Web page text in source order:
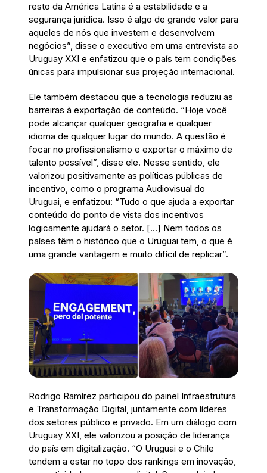
resto da América Latina é a estabilidade e a
segurança jurídica. Isso é algo de grande valor para
aqueles de nós que investem e desenvolvem
negócios”, disse o executivo em uma entrevista ao
Uruguay XXI e enfatizou que o país tem condições
únicas para impulsionar sua projeção internacional.
Ele também destacou que a tecnologia reduziu as
barreiras à exportação de conteúdo. “Hoje você
pode alcançar qualquer geografia e qualquer
idioma de qualquer lugar do mundo. A questão é
focar no profissionalismo e exportar o máximo de
talento possível”, disse ele. Nesse sentido, ele
valorizou positivamente as políticas públicas de
incentivo, como o programa Audiovisual do
Uruguai, e enfatizou: “Tudo o que ajuda a exportar
conteúdo do ponto de vista dos incentivos
logicamente ajudará o setor. [...] Nem todos os
países têm o histórico que o Uruguai tem, o que é
uma grande vantagem e muito difícil de replicar”.
Rodrigo Ramírez participou do painel Infraestrutura
e Transformação Digital, juntamente com líderes
dos setores público e privado. Em um diálogo com
Uruguay XXI, ele valorizou a posição de liderança
do país em digitalização. “O Uruguai e o Chile
tendem a estar no topo dos rankings em inovação,